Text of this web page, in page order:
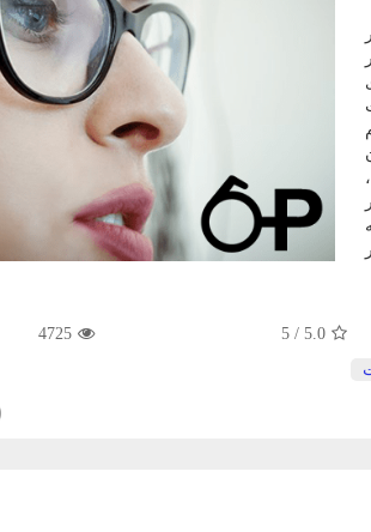
مكان
5.0
/
5
4725